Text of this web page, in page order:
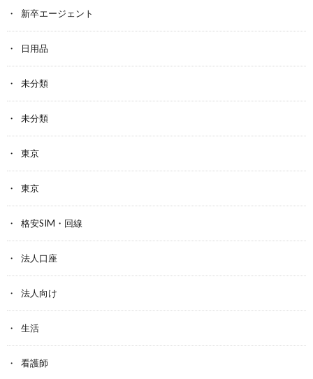
新卒エージェント
日用品
未分類
未分類
東京
東京
格安SIM・回線
法人口座
法人向け
生活
看護師